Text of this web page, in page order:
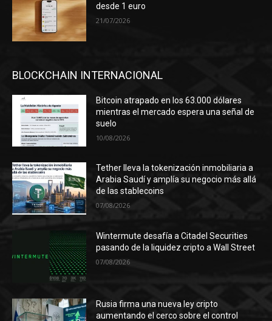
desde 1 euro
21/07/2026
BLOCKCHAIN INTERNACIONAL
Bitcoin atrapado en los 63.000 dólares
mientras el mercado espera una señal de
suelo
10/08/2026
Tether lleva la tokenización inmobiliaria a
Arabia Saudí y amplía su negocio más allá
de las stablecoins
07/08/2026
Wintermute desafía a Citadel Securities
pasando de la liquidez cripto a Wall Street
07/08/2026
Rusia firma una nueva ley cripto
aumentando el cerco sobre el control